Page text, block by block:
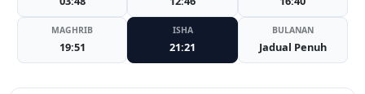
MAGHRIB
19:51
ISHA
21:21
BULANAN
Jadual Penuh